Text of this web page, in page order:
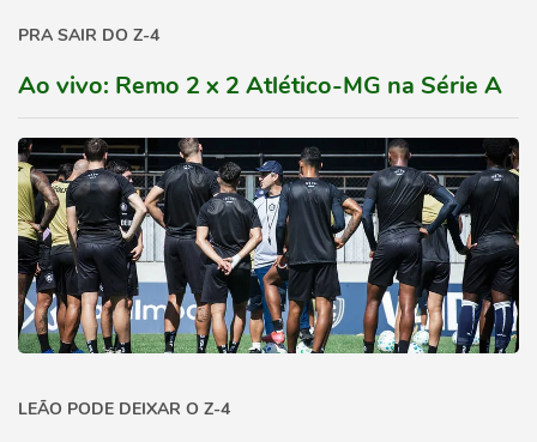
PRA SAIR DO Z-4
Ao vivo: Remo 2 x 2 Atlético-MG na Série A
LEÃO PODE DEIXAR O Z-4